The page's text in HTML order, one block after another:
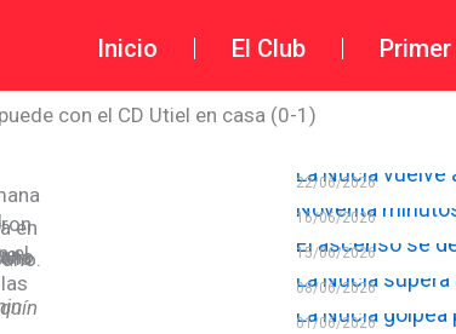
Inicio El Club
con el CD Utiel en casa (0-1)
al Camilo Cano.
La Nucía vuelve
22/06/2026
Noventa
16/06/2026
El ascenso se
15/06/2026
La Nucía
08/06/2026
La Nucía
01/06/2026